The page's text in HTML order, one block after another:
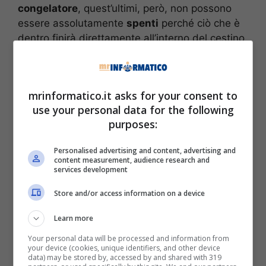
congelatore, quest’ultimi, però, non possono
essere assolutamente spenti perché ciò che è
dentro finirà direttamente all’interno del cestino
presenti in ogni casa troviamo anche la
televisione. Purtroppo, una cattiva abitudine
assai diffusa è quella di lasciare il
quelli che si addormentano sul divano o sul
letto magari guardando il film e inevitabilmente
l’apparecchio continuerà ad essere acceso per
tutta la nota, questo, però, con il tempo
potrebbe portare a delle
mrinformatico.it asks for your consent to
use your personal data for the following
purposes:
Personalised advertising and content, advertising and
content measurement, audience research and
services development
Store and/or access information on a device
Learn more
Your personal data will be processed and information from
your device (cookies, unique identifiers, and other device
data) may be stored by, accessed by and shared with 319